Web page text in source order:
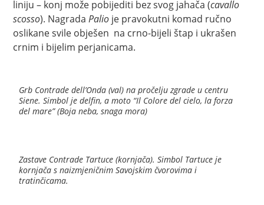
liniju – konj može pobijediti bez svog jahača (cavallo
scosso). NagradaPalio je pravokutni komad ručno
oslikane svile obješen na crno-bijeli štap i ukrašen
crnim i bijelim perjanicama.
Grb Contrade dell’Onda (val) na pročelju zgrade u centru
Siene. Simbol je delfin, a moto “Il Colore del cielo, la forza
del mare” (Boja neba, snaga mora)
Zastave Contrade Tartuce (kornjača). Simbol Tartuce je
kornjača s naizmjeničnim Savojskim čvorovima i
tratinčicama.